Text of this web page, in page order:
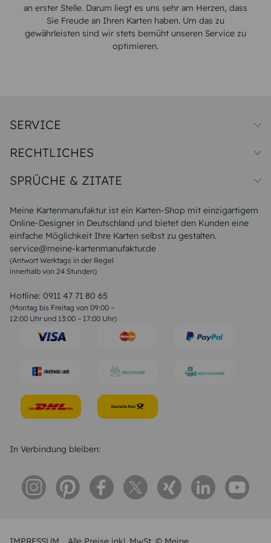
an erster Stelle. Darum liegt es uns sehr am Herzen, dass
Sie Freude an Ihren Karten haben. Um das zu
gewährleisten sind wir stets bemüht unseren Service zu
optimieren.
Meine Kartenmanufaktur ist ein Karten-Shop mit einzigartigem
Online-Designer in Deutschland und bietet den Kunden eine
einfache Möglichkeit Ihre Karten selbst zu gestalten.
service@meine-kartenmanufaktur.de
(Antwort Werktags in der Regel
innerhalb von 24 Stunden)
Hotline: 0911 47 71 80 65
(Montag bis Freitag von 09:00 –
12:00 Uhr und 13:00 – 17:00 Uhr)
SERVICE
Papiersorten
Unsere Produktion
Magazin
FAQ
RECHTLICHES
Widerrufsbelehrung
SPRÜCHE & ZITATE
Liebeskummer Sprüche
Sommer Sprüche
Muttertagssprüche
Sprüche zur Hochzeit
Sprüche zur Konfirmation & Kommunion
Weihnachtsgedichte
Liebessprüche
Geburtstagssprüche
Trauersprüche
Konfirmation Glückwünsche
In Verbindung bleiben: